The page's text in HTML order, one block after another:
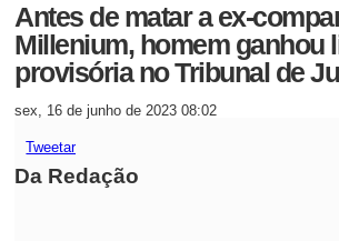
Antes de matar a ex-
Millenium, homem ganhou
provisória no Tribunal de
sex, 16 de junho de 2023 08:02
Tweetar
Da Redação